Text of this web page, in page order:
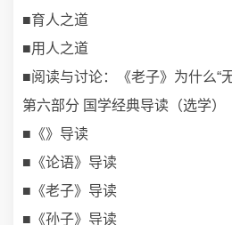
■育人之道
■用人之道
■阅读与讨论：《老子》为什么“
第六部分 国学经典导读（选学）
■《》导读
■《论语》导读
■《老子》导读
■《孙子》导读